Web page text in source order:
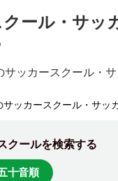
ール・サッ
サッカースクール・
サッカースクール・サッ
クールを検索する
十音順